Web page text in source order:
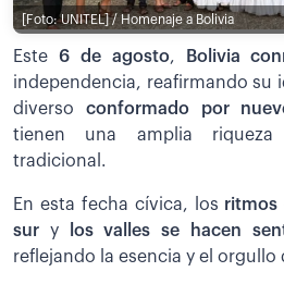
[Foto: UNITEL] / Homenaje a Bolivia
Este 6 de agosto, Bolivia
independencia, reafirmando su
diverso conformado por
tienen una amplia
tradicional.
En esta fecha cívica, los ritmos
sur y los valles se hacen
reflejando la esencia y el orgullo